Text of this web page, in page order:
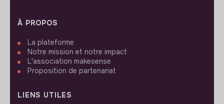
À PROPOS
La plateforme
Notre mission et notre impact
L'association makesense
Proposition de partenariat
LIENS UTILES